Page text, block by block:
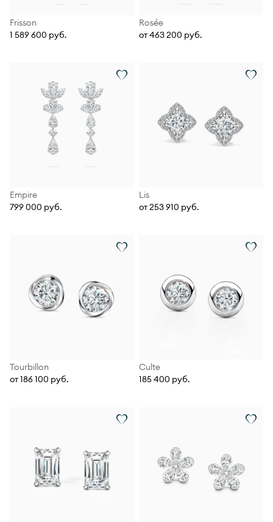
Frisson
1 589 600 руб.
Rosée
от 463 200 руб.
Empire
799 000 руб.
Lis
от 253 910 руб.
Tourbillon
от 186 100 руб.
Culte
185 400 руб.